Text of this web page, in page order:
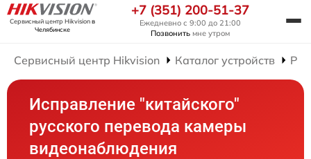
Сервисный центр Hikvisionв
Челябинске
+7 (351) 200-51-37
Ежедневно с 9:00 до 21:00
Позвонить мне утром
Сервисный центр Hikvision Каталог устройств
Исправление "китайского"
русского перевода камеры
видеонаблюдения